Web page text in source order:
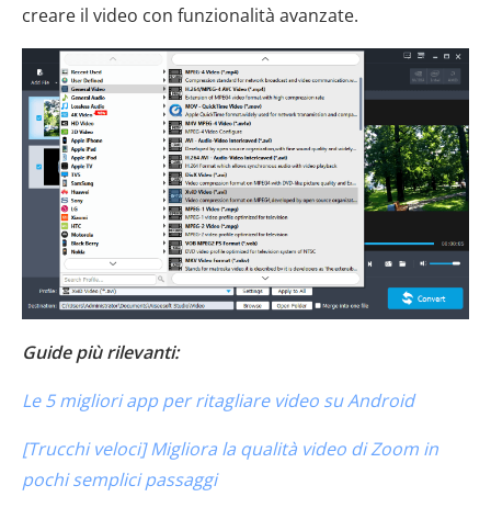
creare il video con funzionalità avanzate.
Guide più rilevanti:
Le 5 migliori app per ritagliare video su Android
[Trucchi veloci] Migliora la qualità video di Zoom in
pochi semplici passaggi